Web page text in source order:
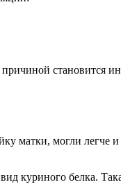
становится
матки, могли легче и
куриного белка.